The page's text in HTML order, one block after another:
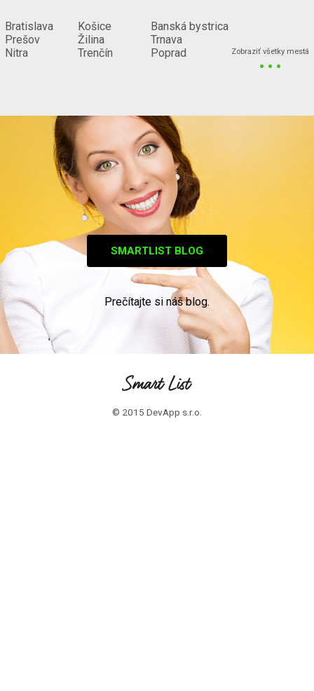
Bratislava
Prešov
Nitra
Košice
Žilina
Trenčín
Banská bystrica
Trnava
Poprad
Zobraziť všetky mestá
...
SMARTLIST BLOG
Prečítajte si náš blog.
© 2015 DevApp s.r.o.